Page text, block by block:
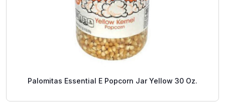
Palomitas Essential E Popcorn Jar Yellow 30 Oz.